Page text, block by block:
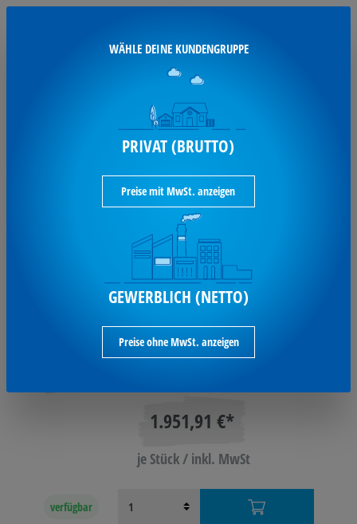
2.778,50 €*
je Stück / inkl. MwSt
Phoenix Tresor Fire Fighter
Fingerabdruck 162 l
Phoenix Feuerschutztresor Fire Fighter
Fingerprintschloss FS0444F
1.951,91 €*
je Stück / inkl. MwSt
verfügbar
WÄHLE DEINE KUNDENGRUPPE
PRIVAT (BRUTTO)
Preise mit MwSt. anzeigen
GEWERBLICH (NETTO)
Preise ohne MwSt. anzeigen